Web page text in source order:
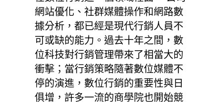
網站優化、社群媒體操作和網路數
據分析，都已經是現代行銷人員不
可或缺的能力。過去十年之間，數
位科技對行銷管理帶來了相當大的
衝擊；當行銷策略隨著數位媒體不
停的演進，數位行銷的重要性與日
俱增，許多一流的商學院也開始競